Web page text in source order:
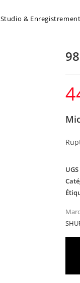
Studio & Enregistrement
UGS